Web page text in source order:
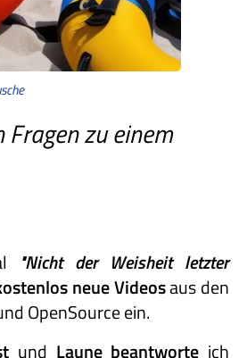
Fragen zu einem
"Nicht der Weisheit letzter
neue Videosaus den
OpenSource ein.
und Laune beantworte ich